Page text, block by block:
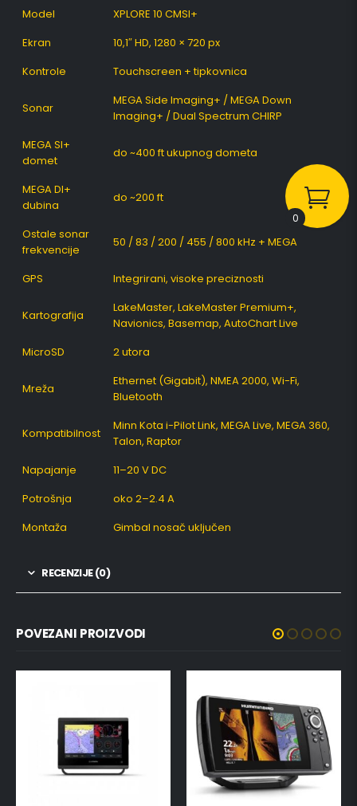
Model
XPLORE 10 CMSI+
Ekran
10,1″ HD, 1280 × 720 px
Kontrole
Touchscreen + tipkovnica
Sonar
MEGA Side Imaging+ / MEGA Down
Imaging+ / Dual Spectrum CHIRP
MEGA SI+
domet
do ~400 ft ukupnog dometa
MEGA DI+
dubina
do ~200 ft
Ostale sonar
frekvencije
50 / 83 / 200 / 455 / 800 kHz + MEGA
GPS Integrirani, visoke preciznosti
Kartografija
LakeMaster, LakeMaster Premium+,
Navionics, Basemap, AutoChart Live
MicroSD
2 utora
Mreža
Ethernet (Gigabit), NMEA 2000, Wi-Fi,
Bluetooth
Kompatibilnost
Minn Kota i-Pilot Link, MEGA Live, MEGA 360,
Talon, Raptor
Napajanje
11–20 V DC
Potrošnja
oko 2–2.4 A
Montaža
Gimbal nosač uključen
RECENZIJE (0)
POVEZANI PROIZVODI
0